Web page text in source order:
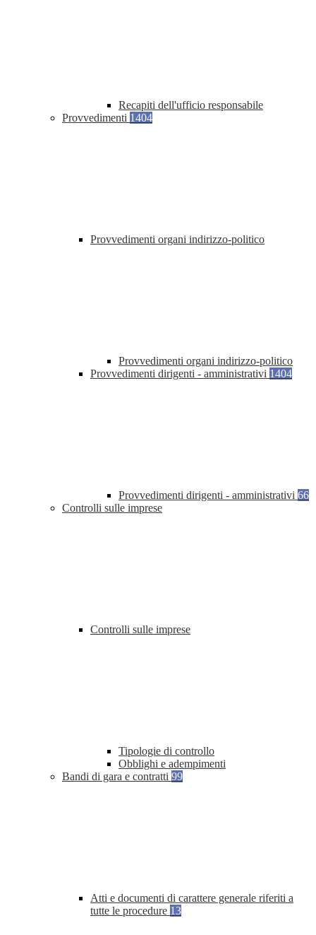
Recapiti dell'ufficio responsabile
Provvedimenti 1404
Provvedimenti organi indirizzo-politico
Provvedimenti organi indirizzo-politico
Provvedimenti dirigenti - amministrativi 1404
Provvedimenti dirigenti - amministrativi 66
Controlli sulle imprese
Controlli sulle imprese
Tipologie di controllo
Obblighi e adempimenti
Bandi di gara e contratti 99
Atti e documenti di carattere generale riferiti a
tutte le procedure 13